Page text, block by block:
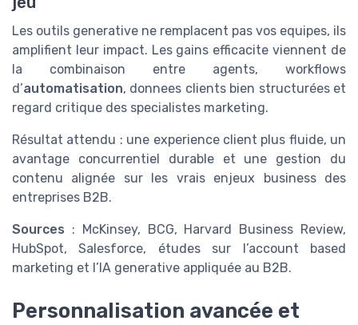
Les outils generative ne remplacent pas vos equipes, ils
amplifient leur impact. Les gains efficacite viennent de
la combinaison entre agents, workflows
d’automatisation, donnees clients bien structurées et
regard critique des specialistes marketing.
Résultat attendu : une experience client plus fluide, un
avantage concurrentiel durable et une gestion du
contenu alignée sur les vrais enjeux business des
entreprises B2B.
Sources : McKinsey, BCG, Harvard Business Review,
HubSpot, Salesforce, études sur l’account based
marketing et l’IA generative appliquée au B2B.
Personnalisation avancée et